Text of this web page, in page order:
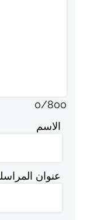
0/800
الاسم
عنوان